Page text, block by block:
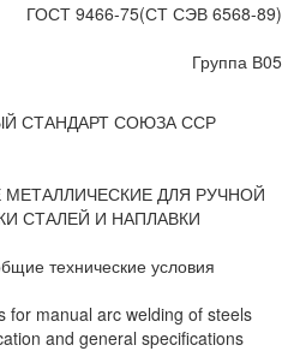
ГОСТ 9466-75(СТ СЭВ 6568-89)
Группа В05
СТАНДАРТ СОЮЗА ССР
ДЛЯ РУЧНОЙ
СТАЛЕЙ И НАПЛАВКИ
технические условия
for manual arc welding of steels
and general specifications